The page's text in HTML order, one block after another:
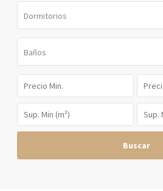
Dormitorios
Baños
Buscar